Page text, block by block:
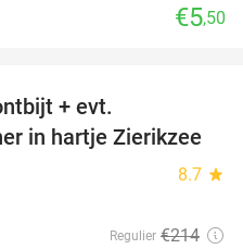
€5,50
+ evt.
in hartje Zierikzee
8.7 star
Regulier €214